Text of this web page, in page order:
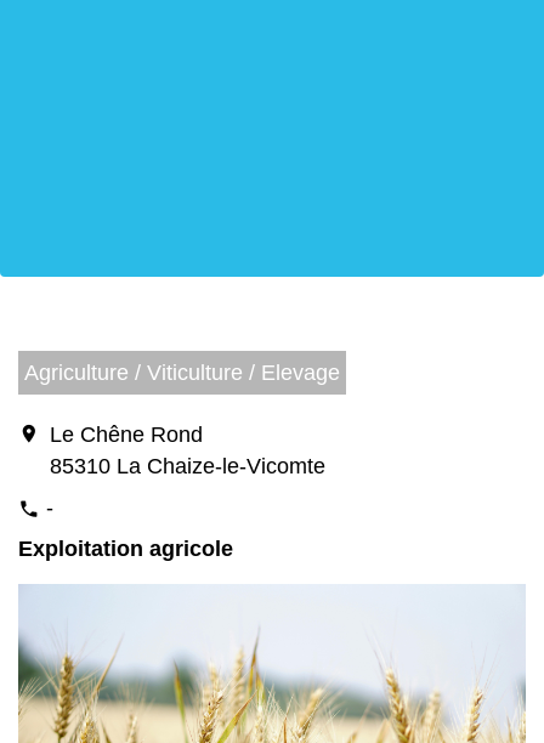
Agriculture / Viticulture / Elevage
location_on
Le Chêne Rond
85310 La Chaize-le-Vicomte
phone -
Exploitation agricole